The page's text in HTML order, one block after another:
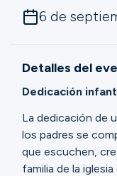
Conectar
Dar
6 de
Detalles del
Dedicación
La dedicación de
los padres se
que escuchen,
familia de la